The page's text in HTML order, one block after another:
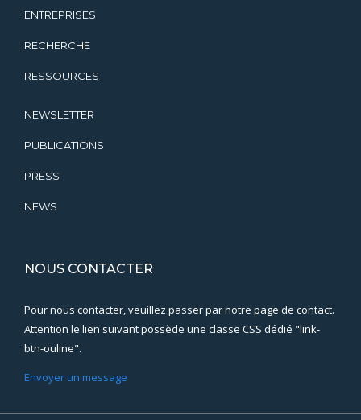
ENTREPRISES
RECHERCHE
RESSOURCES
NEWSLETTER
PUBLICATIONS
PRESS
NEWS
NOUS CONTACTER
Pour nous contacter, veuillez passer par notre page de contact.
Attention le lien suivant possède une classe CSS dédié "link-
btn-ouline".
Envoyer un message